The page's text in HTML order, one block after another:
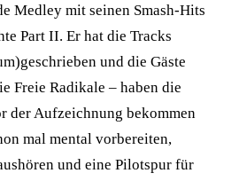
Medley mit seinen Smash-Hits
Part II. Er hat die Tracks
und die Gäste
Freie Radikale – haben die
der Aufzeichnung bekommen
mal mental vorbereiten,
und eine Pilotspur für